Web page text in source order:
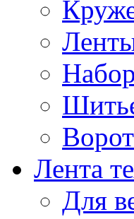
Лента
Для